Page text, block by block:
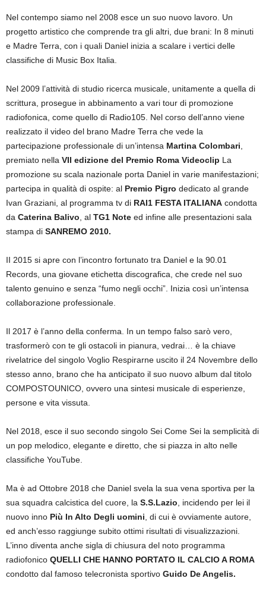
Nel contempo siamo nel 2008 esce un suo nuovo lavoro. Un
progetto artistico che comprende tra gli altri, due brani: In 8 minuti
e Madre Terra, con i quali Daniel inizia a scalare i vertici delle
classifiche di Music Box Italia.
Nel 2009 l’attività di studio ricerca musicale, unitamente a quella di
scrittura, prosegue in abbinamento a vari tour di promozione
radiofonica, come quello di Radio105. Nel corso dell’anno viene
realizzato il video del brano Madre Terra che vede la
partecipazione professionale di un’intensa Martina Colombari
premiato nella VII edizione del Premio Roma Videoclip La
promozione su scala nazionale porta Daniel in varie manifestazioni;
partecipa in qualità di ospite: al Premio Pigro dedicato al grande
Ivan Graziani, al programma tv di RAI1 FESTA ITALIANA condotta
da Caterina Balivo , al TG1 Note ed infine alle presentazioni sala
stampa di SANREMO 2010.
II 2015 si apre con l’incontro fortunato tra Daniel e la 90.01
Records, una giovane etichetta discografica, che crede nel suo
talento genuino e senza “fumo negli occhi”. Inizia così un’intensa
collaborazione professionale.
Il 2017 è l’anno della conferma. In un tempo falso sarò vero,
trasformerò con te gli ostacoli in pianura, vedrai… è la chiave
rivelatrice del singolo Voglio Respirarne uscito il 24 Novembre dello
stesso anno, brano che ha anticipato il suo nuovo album dal titolo
COMPOSTOUNICO, ovvero una sintesi musicale di esperienze,
persone e vita vissuta.
Nel 2018, esce il suo secondo singolo Sei Come Sei la semplicità di
un pop melodico, elegante e diretto, che si piazza in alto nelle
classifiche YouTube.
Ma è ad Ottobre 2018 che Daniel svela la sua vena sportiva per la
sua squadra calcistica del cuore, la S.S.Lazio , incidendo per lei il
nuovo inno Più In Alto Degli uomini , di cui è ovviamente autore,
ed anch’esso raggiunge subito ottimi risultati di visualizzazioni.
L’inno diventa anche sigla di chiusura del noto programma
radiofonico QUELLI CHE HANNO PORTATO IL CALCIO A ROMA
condotto dal famoso telecronista sportivo Guido De Angelis.